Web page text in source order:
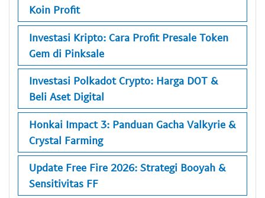
Koin Profit
Investasi Kripto: Cara Profit Presale Token
Gem di Pinksale
Investasi Polkadot Crypto: Harga DOT &
Beli Aset Digital
Honkai Impact 3: Panduan Gacha Valkyrie &
Crystal Farming
Update Free Fire 2026: Strategi Booyah &
Sensitivitas FF